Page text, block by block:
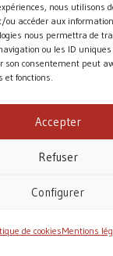
nous utilisons
ou accéder aux
nous permettra de
ou les ID
son consentement peut
et fonctions.
Accepter
Refuser
Configurer
de cookiesMentions
DIOCÈSE DE ROUEN
pour
vit